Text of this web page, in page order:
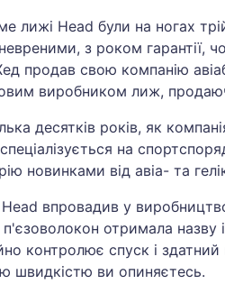
лижі Head були на ногах
з роком гарантії,
продав свою компанію
виробником лиж,
десятків років, як
на
новинками від авіа- та
впровадив у
п'єзоволокон отримала
контролює спуск і
швидкістю ви опиняєтесь.